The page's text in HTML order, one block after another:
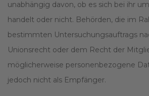
unabhängig davon, ob es sich bei ihr
handelt oder nicht. Behörden, die im
bestimmten Untersuchungsauftrags
Unionsrecht oder dem Recht der
möglicherweise personenbezogene
jedoch nicht als Empfänger.